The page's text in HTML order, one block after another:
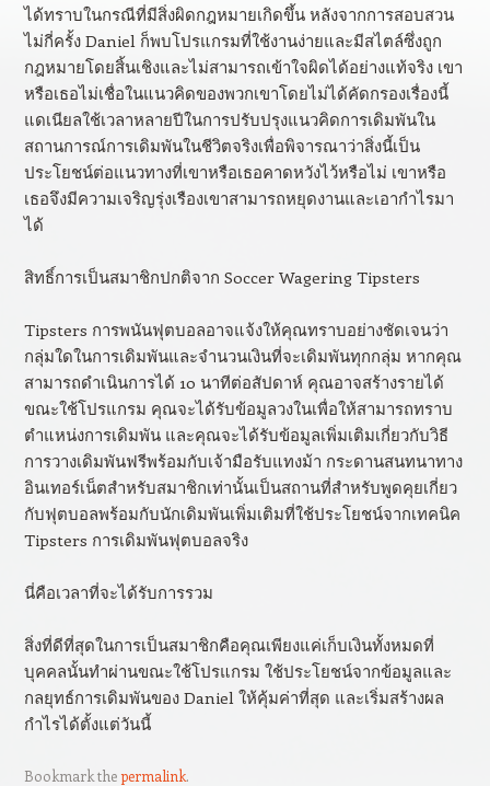
ได้ทราบในกรณีที่มีสิ่งผิดกฎหมายเกิดขึ้น หลังจากการสอบสวน
ไม่กี่ครั้ง Daniel ก็พบโปรแกรมที่ใช้งานง่ายและมีสไตล์ซึ่งถูก
กฎหมายโดยสิ้นเชิงและไม่สามารถเข้าใจผิดได้อย่างแท้จริง เขา
หรือเธอไม่เชื่อในแนวคิดของพวกเขาโดยไม่ได้คัดกรองเรื่องนี้
แดเนียลใช้เวลาหลายปีในการปรับปรุงแนวคิดการเดิมพันใน
สถานการณ์การเดิมพันในชีวิตจริงเพื่อพิจารณาว่าสิ่งนี้เป็น
ประโยชน์ต่อแนวทางที่เขาหรือเธอคาดหวังไว้หรือไม่ เขาหรือ
เธอจึงมีความเจริญรุ่งเรืองเขาสามารถหยุดงานและเอากำไรมา
ได้
สิทธิ์การเป็นสมาชิกปกติจาก Soccer Wagering Tipsters
Tipsters การพนันฟุตบอลอาจแจ้งให้คุณทราบอย่างชัดเจนว่า
กลุ่มใดในการเดิมพันและจำนวนเงินที่จะเดิมพันทุกกลุ่ม หากคุณ
สามารถดำเนินการได้ 10 นาทีต่อสัปดาห์ คุณอาจสร้างรายได้
ขณะใช้โปรแกรม คุณจะได้รับข้อมูลวงในเพื่อให้สามารถทราบ
ตำแหน่งการเดิมพัน และคุณจะได้รับข้อมูลเพิ่มเติมเกี่ยวกับวิธี
การวางเดิมพันฟรีพร้อมกับเจ้ามือรับแทงม้า กระดานสนทนาทาง
อินเทอร์เน็ตสำหรับสมาชิกเท่านั้นเป็นสถานที่สำหรับพูดคุยเกี่ยว
กับฟุตบอลพร้อมกับนักเดิมพันเพิ่มเติมที่ใช้ประโยชน์จากเทคนิค
Tipsters การเดิมพันฟุตบอลจริง
นี่คือเวลาที่จะได้รับการรวม
สิ่งที่ดีที่สุดในการเป็นสมาชิกคือคุณเพียงแค่เก็บเงินทั้งหมดที่
บุคคลนั้นทำผ่านขณะใช้โปรแกรม ใช้ประโยชน์จากข้อมูลและ
กลยุทธ์การเดิมพันของ Daniel ให้คุ้มค่าที่สุด และเริ่มสร้างผล
กำไรได้ตั้งแต่วันนี้
Bookmark thepermalink.